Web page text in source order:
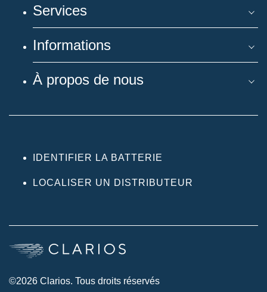
Services
Informations
À propos de nous
IDENTIFIER LA BATTERIE
LOCALISER UN DISTRIBUTEUR
©2026 Clarios. Tous droits réservés